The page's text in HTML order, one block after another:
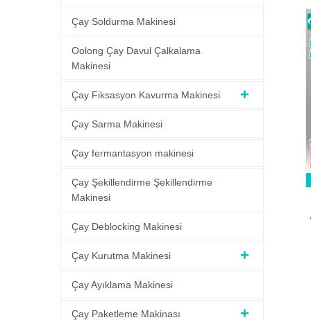
Çay Soldurma Makinesi
Oolong Çay Davul Çalkalama
Makinesi
Çay Fiksasyon Kavurma Makinesi
Çay Sarma Makinesi
Çay fermantasyon makinesi
Çay Şekillendirme Şekillendirme
Makinesi
Çay Deblocking Makinesi
Çay Kurutma Makinesi
Çay Ayıklama Makinesi
Çay Paketleme Makinası